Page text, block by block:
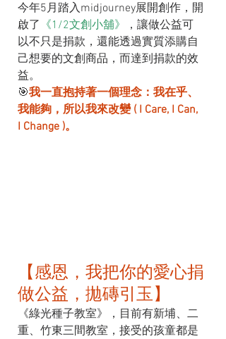
今年5月踏入midjourney展開創作，開
啟了 《1/2文創小舖》
，讓做公益可
以不只是捐款，還能透過實質添購自
己想要的文創商品，而達到捐款的效
益。
🎯我一直抱持著一個理念：我在乎、
我能夠，所以我來改變 ( I Care, I Can,
I Change )。
【感恩，我把你的愛心捐
做公益，拋磚引玉】
《綠光種子教室》，目前有新埔、二
重、竹東三間教室，接受的孩童都是